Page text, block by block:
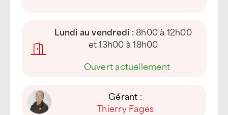
Lundi au vendredi :8h00 à 12h00
et 13h00 à 18h00
Ouvert actuellement
Gérant :
Thierry Fages